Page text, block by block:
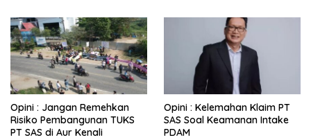
Opini : Jangan Remehkan
Risiko Pembangunan TUKS
PT SAS di Aur Kenali
Opini : Kelemahan Klaim PT
SAS Soal Keamanan Intake
PDAM